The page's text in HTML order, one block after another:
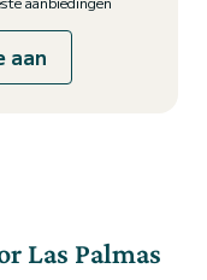
aan
Las Palmas